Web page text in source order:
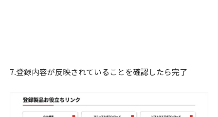
7.登録内容が反映されていることを確認したら完了